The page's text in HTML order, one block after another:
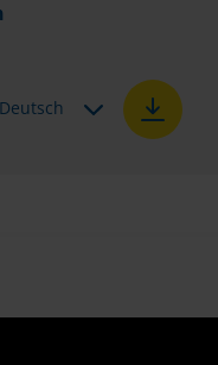
Deutsch